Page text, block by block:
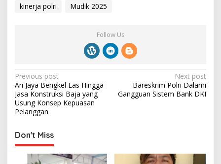
kinerja polri
Mudik 2025
Follow Us
P
o
s
t
n
a
Previous post
Ari Jaya Bengkel Las Hingga
Jasa Konstruksi Baja yang
Usung Konsep Kepuasan
Pelanggan
Next post
Bareskrim Polri Dalami
Gangguan Sistem Bank DKI
Don't Miss